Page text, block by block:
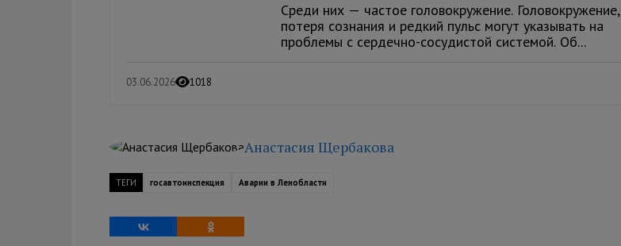
Среди них — частое головокружение. Головокружение,
потеря сознания и редкий пульс могут указывать на
проблемы с сердечно-сосудистой системой. Об...
03.06.2026 1018
Анастасия Щербакова
ТЕГИ госавтоинспекция Аварии в Ленобласти